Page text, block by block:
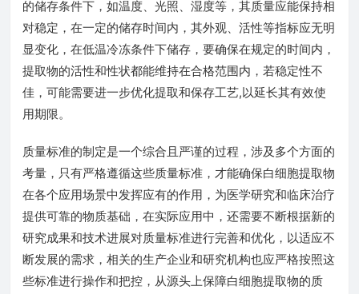
的储存条件下，如温度、光照、湿度等，其质量应能保持相
对稳定，在一定的储存时间内，其外观、活性等指标应无明
显变化，在低温冷冻条件下储存，要确保在规定的时间内，
提取物的活性和性状都能维持在合格范围内，若稳定性不
佳，可能需要进一步优化提取和保存工艺,以延长其有效使
用期限。
质量标准的制定是一个综合且严谨的过程，涉及多个方面的
考量，只有严格遵循这些质量标准，才能确保白细胞提取物
在各个应用场景中发挥应有的作用，为医学研究和临床治疗
提供可靠的物质基础，在实际应用中，还需要不断根据新的
研究成果和技术进展对质量标准进行完善和优化，以适应不
断发展的需求，相关的生产企业和研究机构也应严格按照这
些标准进行操作和把控，从源头上保障白细胞提取物的质